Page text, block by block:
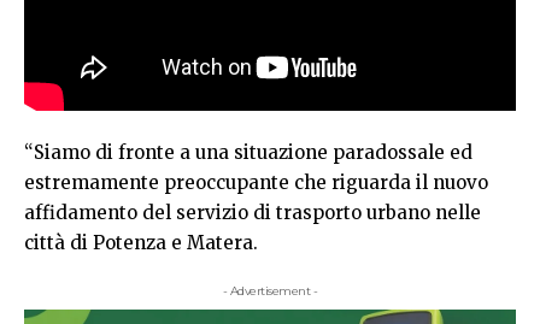
“Siamo di fronte a una situazione paradossale ed
estremamente preoccupante che riguarda il nuovo
affidamento del servizio di trasporto urbano nelle
città di Potenza e Matera.
- Advertisement -